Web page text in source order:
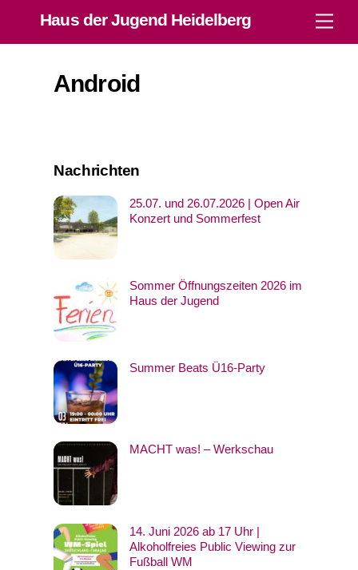
Haus der Jugend Heidelberg
Android
Nachrichten
25.07. und 26.07.2026 | Open Air
Konzert und Sommerfest
Sommer Öffnungszeiten 2026 im
Haus der Jugend
Summer Beats Ü16-Party
MACHT was! – Werkschau
14. Juni 2026 ab 17 Uhr |
Alkoholfreies Public Viewing zur
Fußball WM